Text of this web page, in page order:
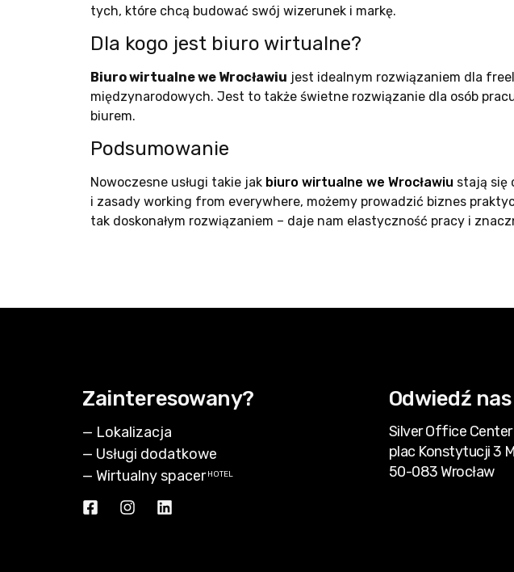
tych, które chcą budować swój wizerunek i markę.
Dla kogo jest biuro wirtualne?
Biuro wirtualne we Wrocławiu jest idealnym rozwiązaniem dla
międzynarodowych. Jest to także świetne rozwiązanie dla osób
biurem.
Podsumowanie
Nowoczesne usługi takie jak biuro wirtualne we Wrocławiu stają się
i zasady working from everywhere, możemy prowadzić biznes
tak doskonałym rozwiązaniem – daje nam elastyczność pracy i
Zainteresowany?
— Lokalizacja
— Usługi dodatkowe
— Wirtualny spacerHOTEL
Odwiedź nas
Silver Office Center
plac Konstytucji 3
50-083 Wrocław